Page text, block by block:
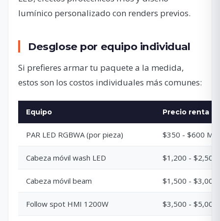
lumínico personalizado con renders previos.
Desglose por equipo individual
Si prefieres armar tu paquete a la medida,
estos son los costos individuales más comunes:
Equipo Precio renta
PAR LED RGBWA (por pieza) $350 - $600
Cabeza móvil wash LED $1,200 - $2,500
Cabeza móvil beam $1,500 - $3,000
Follow spot HMI 1200W $3,500 - $5,000